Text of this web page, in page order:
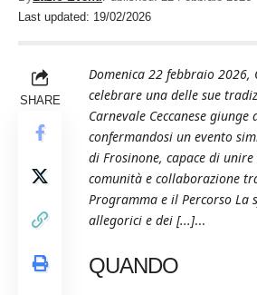
Last updated: 19/02/2026
SHARE
Domenica 22 febbraio 2026,
celebrare una delle sue
Carnevale Ceccanese giunge
confermandosi un evento
di Frosinone, capace di
comunità e collaborazione
Programma e il Percorso La
allegorici e dei [...]...
QUANDO